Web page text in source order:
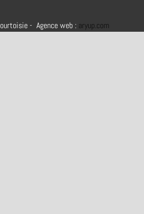
- Agence web : aryup.com